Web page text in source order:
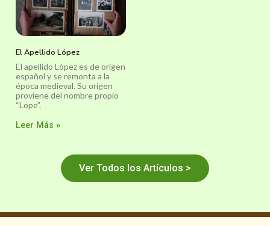
El Apellido López
El apellido López es de origen
español y se remonta a la
época medieval. Su origen
proviene del nombre propio
“Lope”.
Leer Más »
Ver Todos los Artículos >